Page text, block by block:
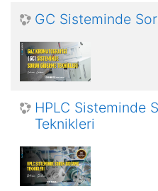
GC Sisteminde
HPLC Sisteminde
Teknikleri